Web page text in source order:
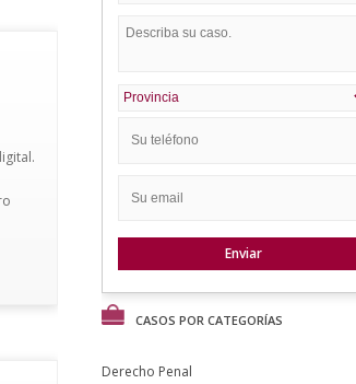
CASOS POR CATEGORÍAS
Derecho Penal